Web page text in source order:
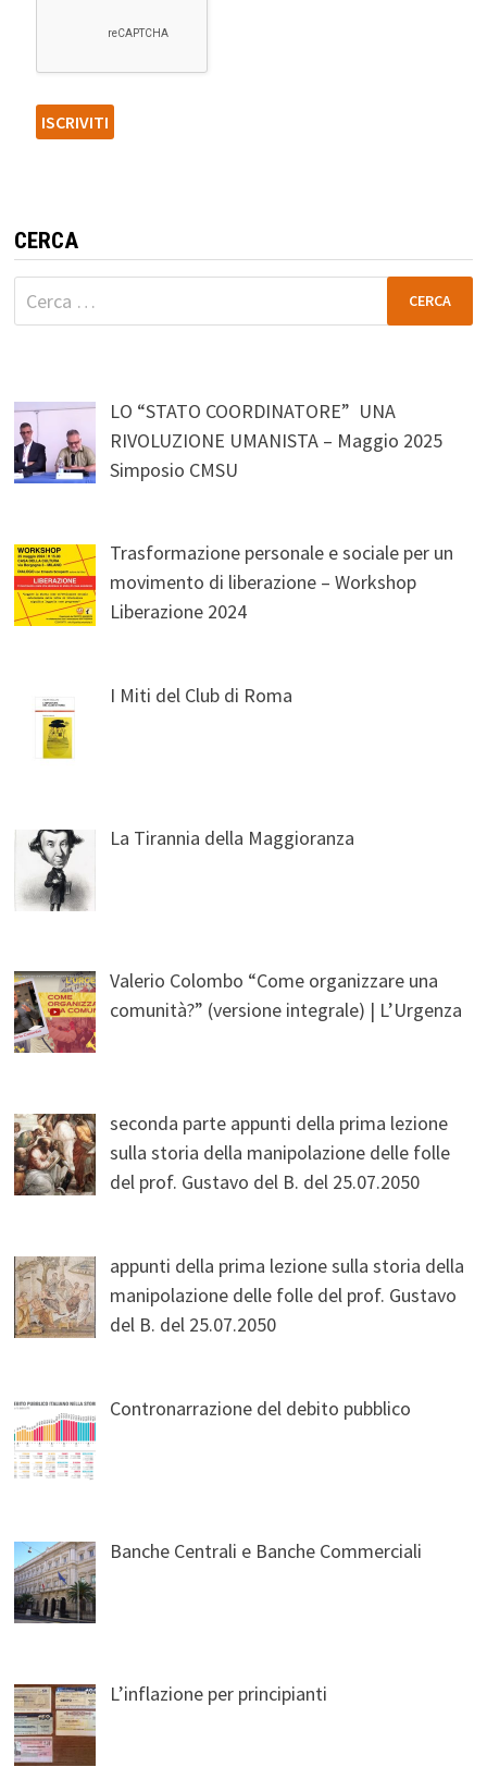
CERCA
Ricerca
per:
LO “STATO COORDINATORE” UNA
RIVOLUZIONE UMANISTA – Maggio 2025
Simposio CMSU
Trasformazione personale e sociale per un
movimento di liberazione – Workshop
Liberazione 2024
I Miti del Club di Roma
La Tirannia della Maggioranza
Valerio Colombo “Come organizzare una
comunità?” (versione integrale) | L’Urgenza
seconda parte appunti della prima lezione
sulla storia della manipolazione delle folle
del prof. Gustavo del B. del 25.07.2050
appunti della prima lezione sulla storia della
manipolazione delle folle del prof. Gustavo
del B. del 25.07.2050
Contronarrazione del debito pubblico
Banche Centrali e Banche Commerciali
L’inflazione per principianti